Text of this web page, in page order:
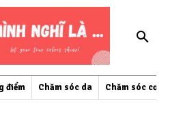
điểm Chăm sóc da Chăm sóc cơ